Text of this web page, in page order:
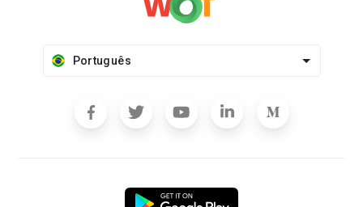
Português